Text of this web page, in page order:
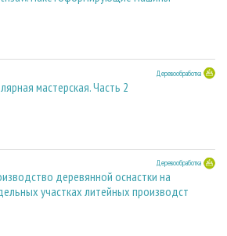
Деревообработка
мастерская. Часть 2
Деревообработка
деревянной оснастки на
участках литейных производст